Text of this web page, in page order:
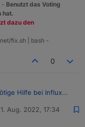
- Benutzt das Voting
hat.
dazu den
fix.sh | bash -
0
Hilfe bei Influx
1. Aug. 2022, 17:34
von